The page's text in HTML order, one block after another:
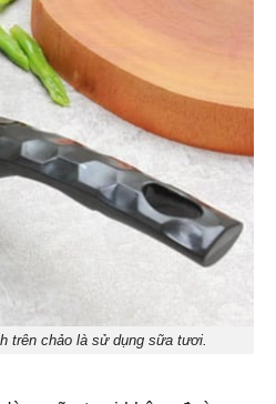
trên chảo là sử dụng sữa tươi.